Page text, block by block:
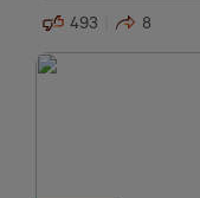
493 8